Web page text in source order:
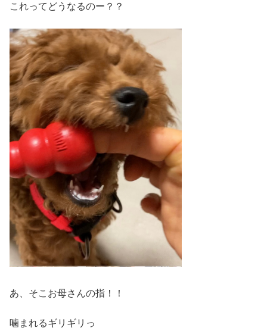
これってどうなるのー？？
あ、そこお母さんの指！！
噛まれるギリギリっ